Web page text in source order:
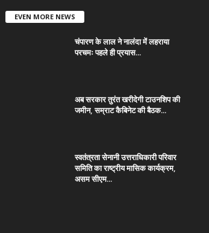
EVEN MORE NEWS
चंपारण के लाल ने नालंदा में लहराया
परचमः पहले ही प्रयास...
अब सरकार तुरंत खरीदेगी टाउनशिप की
जमीन, सम्राट कैबिनेट की बैठक...
स्वतंत्रता सेनानी उत्तराधिकारी परिवार
समिति का राष्ट्रीय मासिक कार्यक्रम,
असम सीएम...